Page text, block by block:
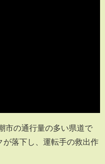
市の通行量の多い県道で
が落下し、運転手の救出作